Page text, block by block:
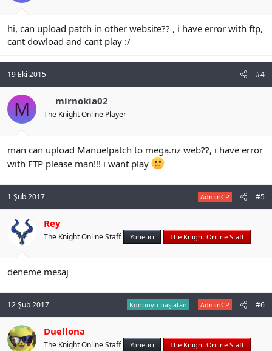
hi, can upload patch in other website?? , i have error with ftp,
cant dowload and cant play :/
19 Eki 2015 #4
M mirnokia02
The Knight Online Player
man can upload Manuelpatch to mega.nz web??, i have error
with FTP please man!!! i want play
1 Şub 2017 AdminCP #5
Rey
The Knight Online Staff Yönetici The Knight Online Staff
deneme mesaj
12 Şub 2017 Konbuyu başlatan AdminCP #6
Duellona
The Knight Online Staff Yönetici The Knight Online Staff